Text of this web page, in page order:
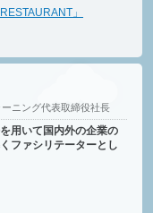
」
ニング代表取締役社長
用いて国内外の企業の
ファシリテーターとし